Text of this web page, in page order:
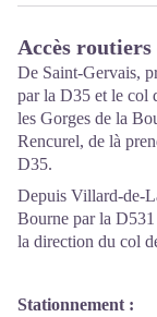
Accès
De Saint-Gervais,
par la D35 et le col
les Gorges de la
Rencurel, de là
D35.
Depuis Villard-de-
Bourne par la
la direction
Stationnement :